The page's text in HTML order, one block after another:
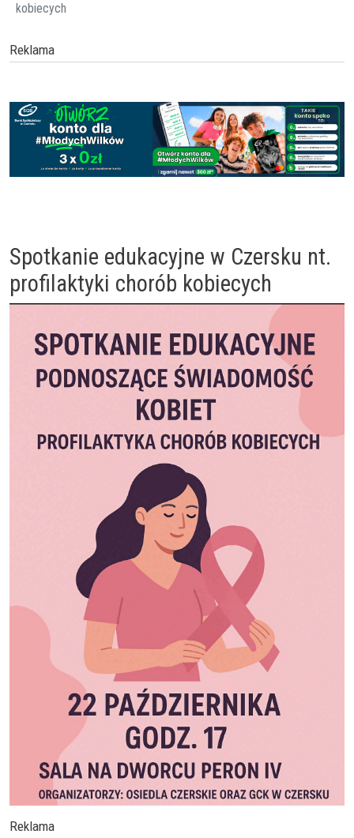
kobiecych
Reklama
Spotkanie edukacyjne w Czersku nt.
profilaktyki chorób kobiecych
Reklama